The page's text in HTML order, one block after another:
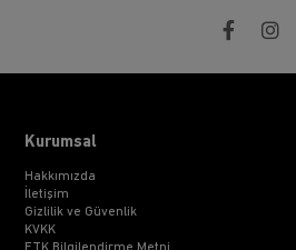
Kurumsal
Hakkımızda
İletişim
Gizlilik ve Güvenlik
KVKK